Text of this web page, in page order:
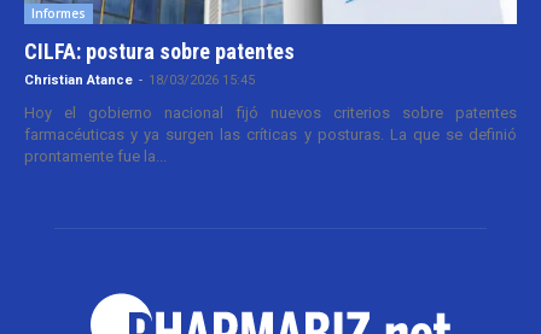
Informes
CILFA: postura sobre patentes
Christian Atance - 18/03/2026 15:45
Hoy el gobierno nacional fijó nuevos criterios sobre patentes
farmacéuticas y ya surgen las críticas y posturas. La que se definió
prontamente fue la...